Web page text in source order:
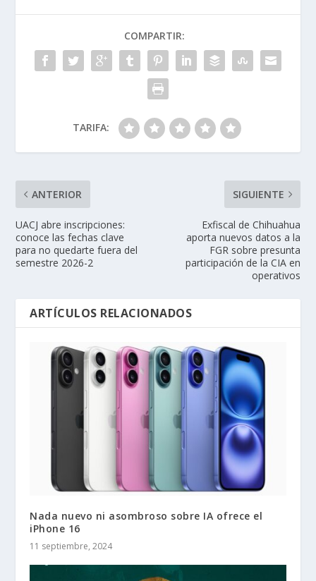
COMPARTIR:
TARIFA:
ANTERIOR
UACJ abre inscripciones:
conoce las fechas clave
para no quedarte fuera del
semestre 2026-2
SIGUIENTE
Exfiscal de Chihuahua
aporta nuevos datos a la
FGR sobre presunta
participación de la CIA en
operativos
ARTÍCULOS RELACIONADOS
Nada nuevo ni asombroso sobre IA ofrece el
iPhone 16
11 septiembre, 2024